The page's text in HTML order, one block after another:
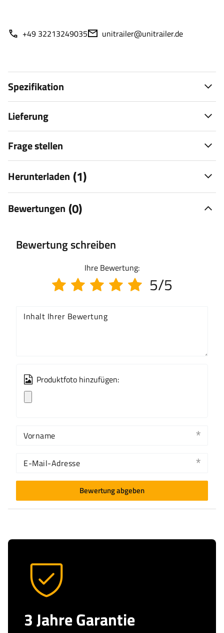
+49 32213249035 unitrailer@unitrailer.de
Spezifikation
Lieferung
Frage stellen
Herunterladen (1)
Bewertungen (0)
Bewertung schreiben
Ihre Bewertung:
5/5
Inhalt Ihrer Bewertung
Produktfoto hinzufügen:
Vorname
E-Mail-Adresse
Bewertung abgeben
3 Jahre Garantie